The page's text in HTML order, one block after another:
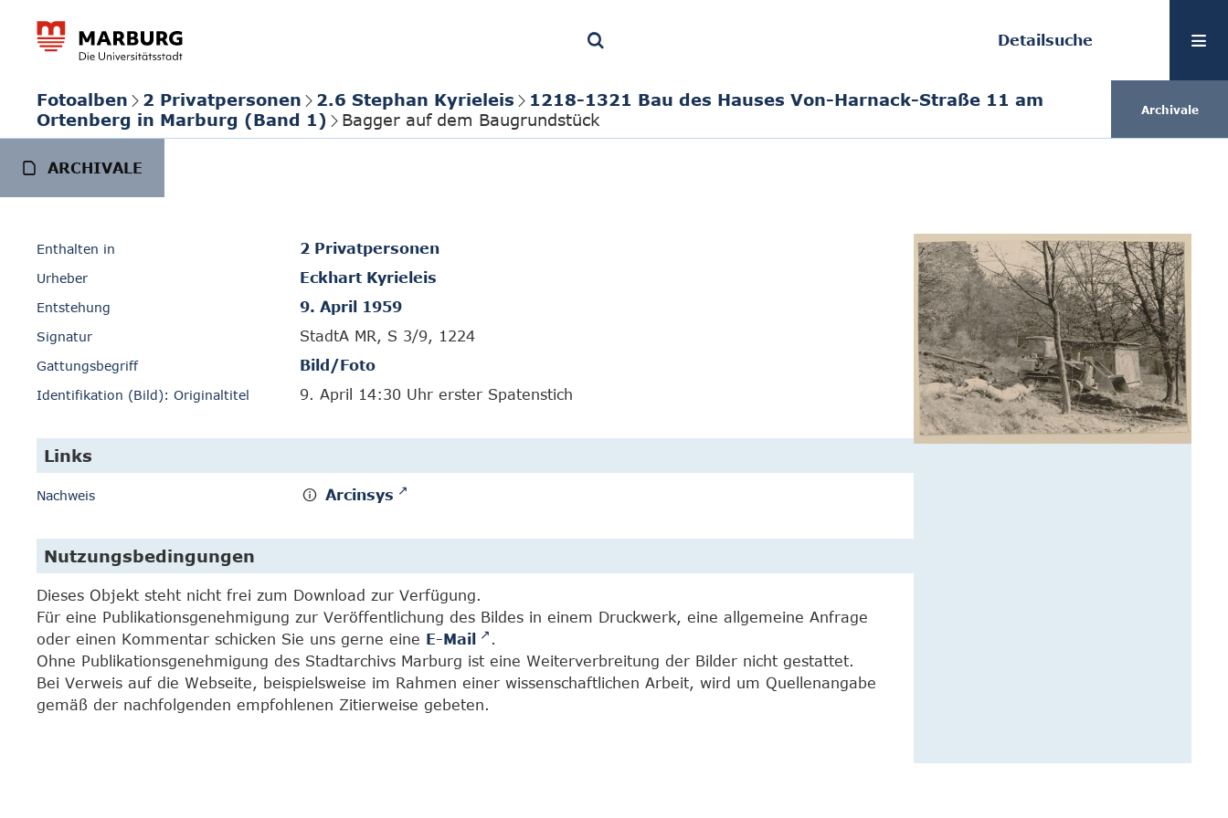
Detailsuche
Fotoalben 2 Privatpersonen 2.6 Stephan Kyrieleis
1218-1321 Bau des Hauses Von-Harnack-Straße 11 am
Ortenberg in Marburg (Band 1)
Bagger auf dem Baugrundstück Archivale
ARCHIVALE
Enthalten in 2 Privatpersonen
Urheber Eckhart Kyrieleis
Entstehung 9. April 1959
Signatur StadtA MR, S 3/9, 1224
Gattungsbegriff Bild/Foto
Identifikation (Bild): Originaltitel 9. April 14:30 Uhr erster Spatenstich
Links
Nachweis Arcinsys
Nutzungsbedingungen
Dieses Objekt steht nicht frei zum Download zur Verfügung.
Für eine Publikationsgenehmigung zur Veröffentlichung des Bildes in einem Druckwerk, eine allgemeine Anfrage
oder einen Kommentar schicken Sie uns gerne eine E-Mail
.
Ohne Publikationsgenehmigung des Stadtarchivs Marburg ist eine Weiterverbreitung der Bilder nicht gestattet.
Bei Verweis auf die Webseite, beispielsweise im Rahmen einer wissenschaftlichen Arbeit, wird um Quellenangabe
gemäß der nachfolgenden empfohlenen Zitierweise gebeten.